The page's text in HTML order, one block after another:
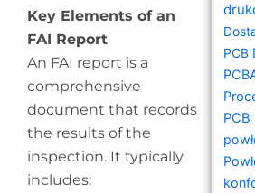
Key Elements of an
FAI Report
An FAI report is a
comprehensive
document that records
the results of the
inspection. It typically
includes:
PCB
PCB